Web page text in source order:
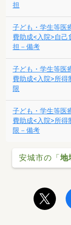
担
子ども・学生等医
費助成<入院>自己
担－備考
子ども・学生等医
費助成<入院>所得
限
子ども・学生等医
費助成<入院>所得
限－備考
安城市の「 地